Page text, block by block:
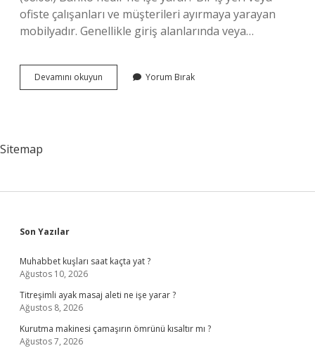
ofiste çalışanları ve müşterileri ayırmaya yarayan
mobilyadır. Genellikle giriş alanlarında veya…
Devamını okuyun
Ne
Yorum Bırak
Sitemap
Sidebar
Son Yazılar
Muhabbet kuşları saat kaçta yat ?
Ağustos 10, 2026
Titreşimli ayak masaj aleti ne işe yarar ?
Ağustos 8, 2026
Kurutma makinesi çamaşırın ömrünü kısaltır mı ?
Ağustos 7, 2026